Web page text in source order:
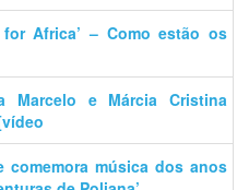
for Africa’ – Como estão os
Marcelo e Márcia Cristina
comemora música dos anos